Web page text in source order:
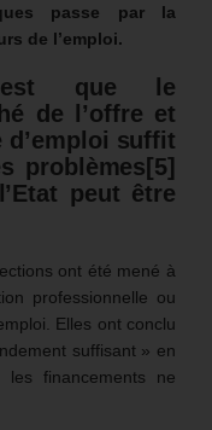
passe par la
de l’emploi.
est que le
de l’offre et
d’emploi suffit
problèmes [5]
peut être
ont été mené à
professionnelle ou
Elles ont conclu
suffisant » en
financements ne